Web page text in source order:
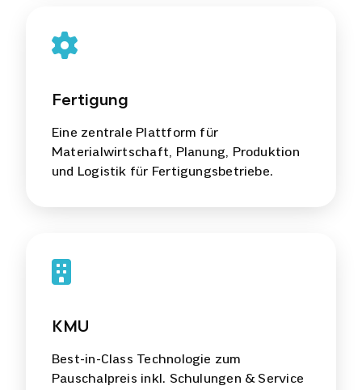
Fertigung
Eine zentrale Plattform für
Materialwirtschaft, Planung, Produktion
und Logistik für Fertigungsbetriebe.
KMU
Best-in-Class Technologie zum
Pauschalpreis inkl. Schulungen & Service